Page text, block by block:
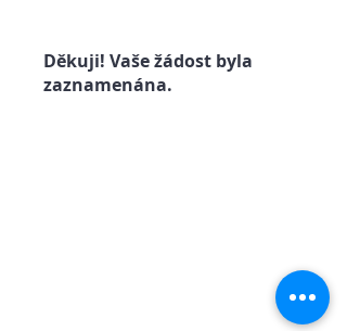
Děkuji! Vaše žádost byla
zaznamenána.